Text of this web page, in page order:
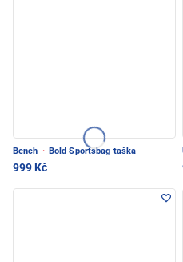
Bench · Bold Sportsbag taška
999 Kč